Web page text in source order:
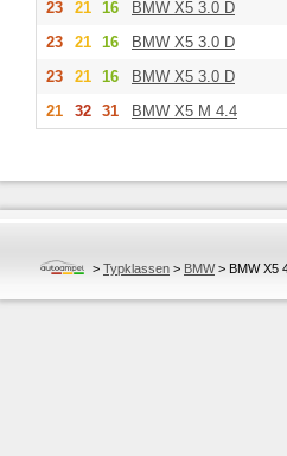
23 21 16 BMW X5 3.0 D
23
21 16 BMW X5 3.0 D
23
21 16 BMW X5 3.0 D
21
32 31 BMW X5 M 4.4
> Typklassen > BMW> BMW X5